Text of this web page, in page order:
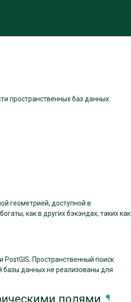
тема: авто)
пространственных баз данных:
геометрией, доступной в
как в других бэкэндах, таких как
Пространственный поиск
базы данных не реализованы для
полями ¶